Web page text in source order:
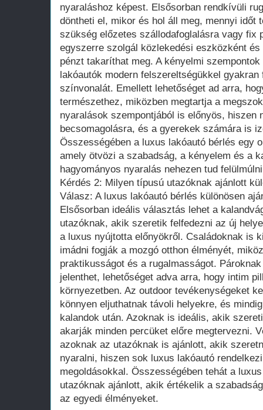
nyaraláshoz képest. Elsősorban rendkívüli
döntheti el, mikor és hol áll meg, mennyi időt
szükség előzetes szállodafoglalásra vagy fix
egyszerre szolgál közlekedési eszközként
pénzt takaríthat meg. A kényelmi
lakóautók modern felszereltségükkel
színvonalát. Emellett lehetőséget ad arra,
természethez, miközben megtartja a
nyaralások szempontjából is előnyös,
becsomagolásra, és a gyerekek számára is
Összességében a luxus lakóautó bérlés egy
amely ötvözi a szabadság, a kényelem és a
hagyományos nyaralás nehezen tud
Kérdés 2: Milyen típusú utazóknak ajánlott
Válasz: A luxus lakóautó bérlés különösen
Elsősorban ideális választás lehet a
utazóknak, akik szeretik felfedezni az új
a luxus nyújtotta előnyökről. Családoknak is
imádni fogják a mozgó otthon élményét,
praktikusságot és a rugalmasságot.
jelenthet, lehetőséget adva arra, hogy intim
környezetben. Az outdoor tevékenységeket
könnyen eljuthatnak távoli helyekre, és
kalandok után. Azoknak is ideális, akik
akarják minden percüket előre megtervezni.
azoknak az utazóknak is ajánlott, akik
nyaralni, hiszen sok luxus lakóautó
megoldásokkal. Összességében tehát a
utazóknak ajánlott, akik értékelik a
az egyedi élményeket.